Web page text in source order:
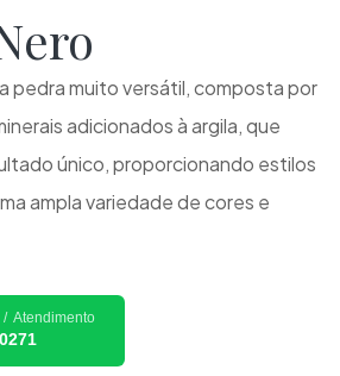
pedra muito versátil, composta por
adicionados à argila, que
único, proporcionando estilos
ampla variedade de cores e
/ Atendimento